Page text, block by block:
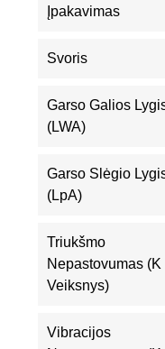
Įpakavimas
Svoris
Garso Galios
(LWA)
Garso Slėgio
(LpA)
Triukšmo
Nepastovumas (K
Veiksnys)
Vibracijos